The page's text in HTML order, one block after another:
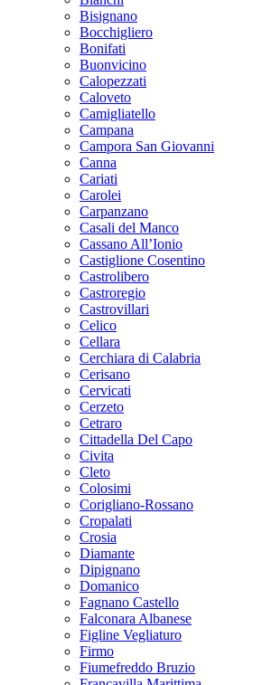
Bisignano
Bocchigliero
Bonifati
Buonvicino
Calopezzati
Caloveto
Camigliatello
Campana
Campora San Giovanni
Canna
Cariati
Carolei
Carpanzano
Casali del Manco
Cassano All’Ionio
Castiglione Cosentino
Castrolibero
Castroregio
Castrovillari
Celico
Cellara
Cerchiara di Calabria
Cerisano
Cervicati
Cerzeto
Cetraro
Cittadella Del Capo
Civita
Cleto
Colosimi
Corigliano-Rossano
Cropalati
Crosia
Diamante
Dipignano
Domanico
Fagnano Castello
Falconara Albanese
Figline Vegliaturo
Firmo
Fiumefreddo Bruzio